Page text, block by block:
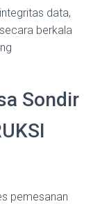
data,
berkala
Sondir
pemesanan